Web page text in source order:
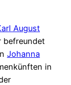
August
befreundet
Johanna
in